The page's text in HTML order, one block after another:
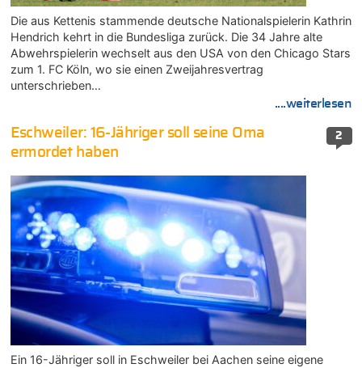
Die aus Kettenis stammende deutsche Nationalspielerin Kathrin
Hendrich kehrt in die Bundesliga zurück. Die 34 Jahre alte
Abwehrspielerin wechselt aus den USA von den Chicago Stars
zum 1. FC Köln, wo sie einen Zweijahresvertrag
unterschrieben…
....weiterlesen
2
Eschweiler: 16-Jähriger soll seine Oma
ermordet haben
Ein 16-Jähriger soll in Eschweiler bei Aachen seine eigene